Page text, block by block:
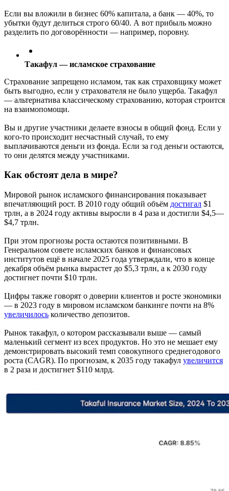
Если вы вложили в бизнес 60% капитала, а банк — 40%, то
убытки будут делиться строго 60/40. А вот прибыль можно
разделить по договорённости — например, поровну.
Такафул — исламское страхование
Страхование запрещено исламом, так как страховщику может
быть выгодно, если у страхователя не было ущерба. Такафул
— альтернатива классическому страхованию, которая строится
на взаимопомощи.
Вы и другие участники делаете взносы в общий фонд. Если у
кого-то происходит несчастный случай, то ему
выплачиваются деньги из фонда. Если за год деньги остаются,
то они делятся между участниками.
Как обстоят дела в мире?
Мировой рынок исламского финансирования показывает
впечатляющий рост. В 2010 году общий объём достигал $1
трлн, а в 2024 году активы выросли в 4 раза и достигли $4,5—
$4,7 трлн.
При этом прогнозы роста остаются позитивными. В
Генеральном совете исламских банков и финансовых
институтов ещё в начале 2025 года утверждали, что в конце
декабря объём рынка вырастет до $5,3 трлн, а к 2030 году
достигнет почти $10 трлн.
Цифры также говорят о доверии клиентов и росте экономики
— в 2023 году в мировом исламском банкинге почти на 8%
увеличилось количество депозитов.
Рынок такафул, о котором рассказывали выше — самый
маленький сегмент из всех продуктов. Но это не мешает ему
демонстрировать высокий темп совокупного среднегодового
роста (CAGR). По прогнозам, к 2035 году такафул увеличится
в 2 раза и достигнет $110 млрд.